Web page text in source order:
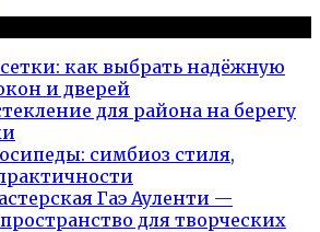
как выбрать надёжную
и дверей
для района на берегу
симбиоз стиля,
Гаэ Ауленти —
для творческих